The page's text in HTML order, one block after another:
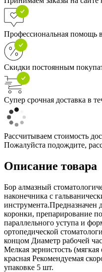
Профессиональная помощь
Скидки постоянным
Супер срочная доставка в
Рассчитываем стоимость
Пожалуйста подождите,
Описание товара
Бор алмазный
наконечника с
инструмента.Предназначен
коронки, препарирование
параллельного уступа и
ортопедической
концом Диаметр рабочей
Мелкая зернистость
красная Рекомендуемая
упаковке 5 шт.